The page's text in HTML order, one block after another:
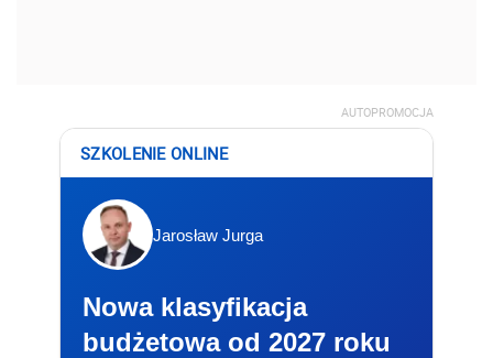
AUTOPROMOCJA
SZKOLENIE ONLINE
Jarosław Jurga
Nowa klasyfikacja
budżetowa od 2027 roku